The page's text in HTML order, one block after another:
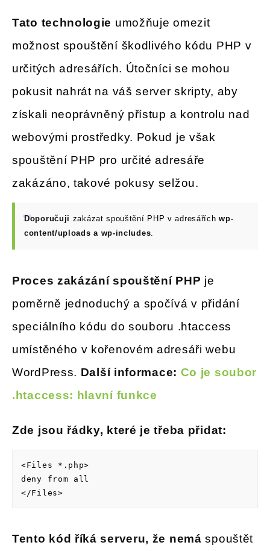
Tato technologie umožňuje omezit
možnost spouštění škodlivého kódu PHP v
určitých adresářích. Útočníci se mohou
pokusit nahrát na váš server skripty, aby
získali neoprávněný přístup a kontrolu nad
webovými prostředky. Pokud je však
spouštění PHP pro určité adresáře
zakázáno, takové pokusy selžou.
Doporučuji zakázat spouštění PHP v adresáříchwp-
content/uploads a wp-includes
Proces zakázání spouštění PHP je
poměrně jednoduchý a spočívá v přidání
speciálního kódu do souboru .htaccess
umístěného v kořenovém adresáři webu
WordPress. Další informace: Co je soubor
.htaccess: hlavní funkce
Zde jsou řádky, které je třeba přidat:
<Files *.php>
deny from all
Tento kód říká serveru, že nemá spouštět